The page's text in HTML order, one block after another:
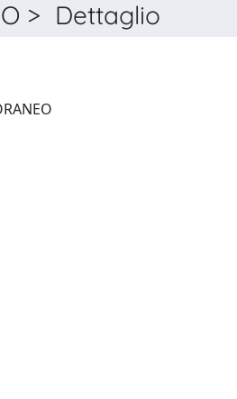
> Dettaglio